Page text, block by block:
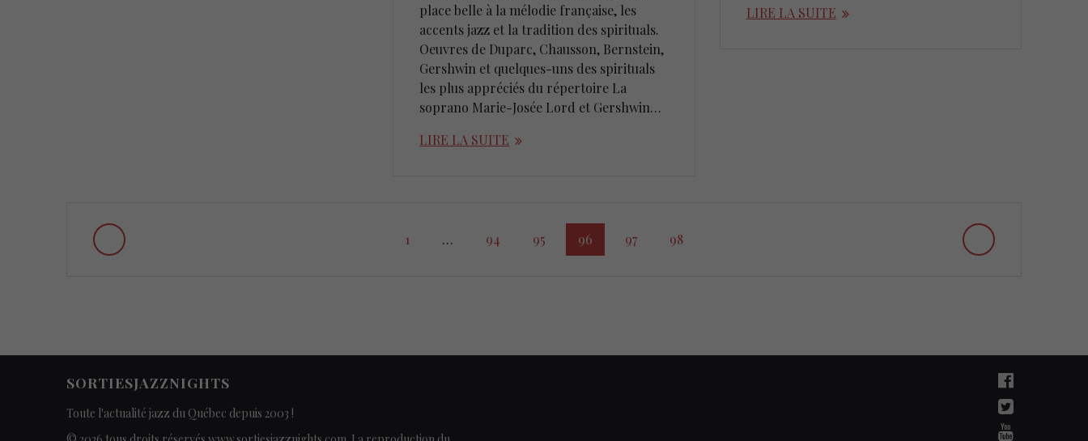
LIRE LA SUITE
place belle à la mélodie française, les
accents jazz et la tradition des spirituals.
Oeuvres de Duparc, Chausson, Bernstein,
Gershwin et quelques-uns des spirituals
les plus appréciés du répertoire La
soprano Marie-Josée Lord et Gershwin…
LIRE LA SUITE
Posts
navigation
Page
1 … Page
94 Page
95 Page
96 Page
97 Page
98
SORTIESJAZZNIGHTS
Toute l'actualité jazz du Québec depuis 2003 !